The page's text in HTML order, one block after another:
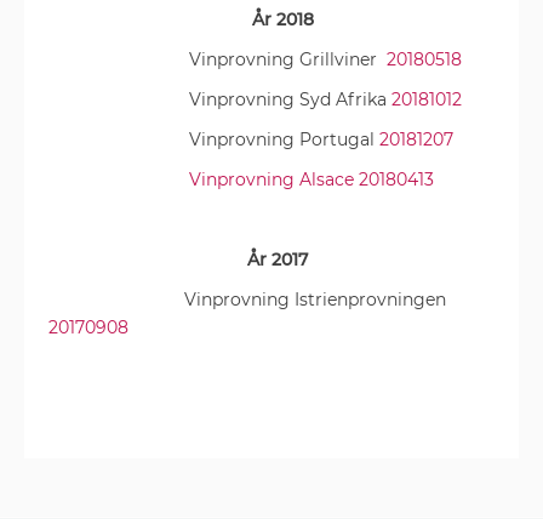
År 2018
Vinprovning Grillviner 20180518
Vinprovning Syd Afrika 20181012
Vinprovning Portugal 20181207
Vinprovning Alsace 20180413
År 2017
Vinprovning Istrienprovningen
20170908